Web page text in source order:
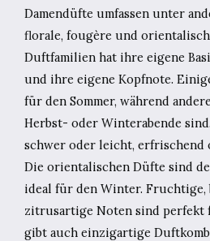
Damendüfte umfassen unter
florale, fougère und
Duftfamilien hat ihre eigene
und ihre eigene Kopfnote.
für den Sommer, während
Herbst- oder Winterabende
schwer oder leicht, erfrischend
Die orientalischen Düfte sind
ideal für den Winter. Fruchtige,
zitrusartige Noten sind perfekt
gibt auch einzigartige